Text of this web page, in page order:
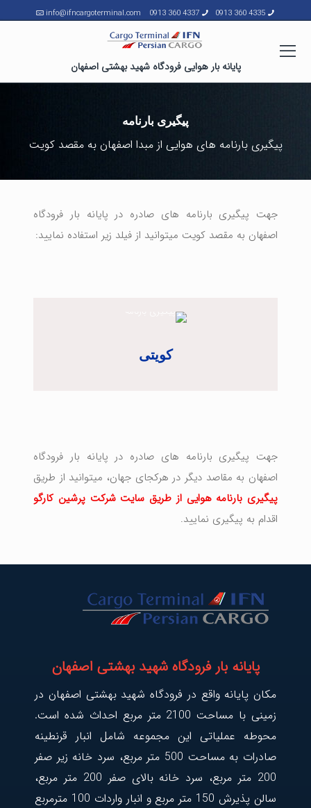
info@ifncargoterminal.com
پایانه بار هوایی فرودگاه شهید بهشتی اصفهان
پیگیری بارنامه
پیگیری بارنامه های هوایی از مبدا اصفهان به مقصد کویت
جهت پیگیری بارنامه های صادره در پایانه بار فرودگاه
اصفهان به مقصد کویت میتوانید از فیلد زیر استفاده نمایید:
کویتی
جهت پیگیری بارنامه های صادره در پایانه بار فرودگاه
اصفهان به مقاصد دیگر در هرکجای جهان، میتوانید از طریق
پیگیری بارنامه هوایی از طریق سایت شرکت پرشین کارگو
اقدام به پیگیری نمایید.
پایانه بار فرودگاه شهید بهشتی اصفهان
مکان پایانه واقع در فرودگاه شهید بهشتی اصفهان در
زمینی با مساحت 2100 متر مربع احداث شده است.
محوطه عملیاتی این مجموعه شامل انبار قرنطینه
صادرات به مساحت 500 متر مربع، سرد خانه زیر صفر
200 متر مربع، سرد خانه بالای صفر 200 متر مربع،
سالن پذیرش 150 متر مربع و انبار واردات 100 مترمربع